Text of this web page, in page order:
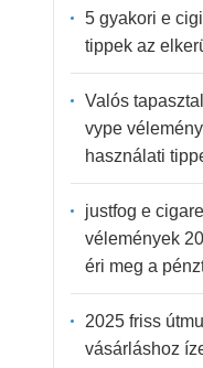
5 gyakori e
tippek az
Valós
vype
használati
justfog e
vélemények
éri meg a
2025 friss
vásárláshoz